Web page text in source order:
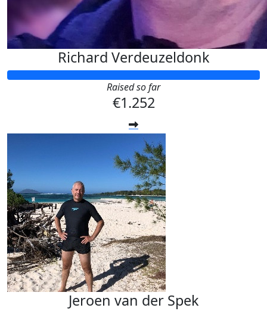
Richard Verdeuzeldonk
Raised so far
€1.252
Jeroen van der Spek